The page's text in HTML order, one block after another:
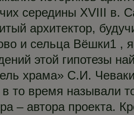
середины XVIII в.
архитектор,
и сельца Вёшки1 ,
этой гипотезы
храма» С.И.
в то время называли
– автора проекта.